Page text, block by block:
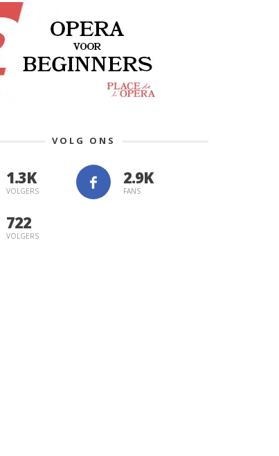
VOLG ONS
1.3K
VOLGERS FANS
722
VOLGERS